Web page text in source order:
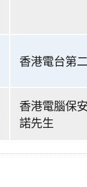
香港電台第
香港電腦保
諾先生